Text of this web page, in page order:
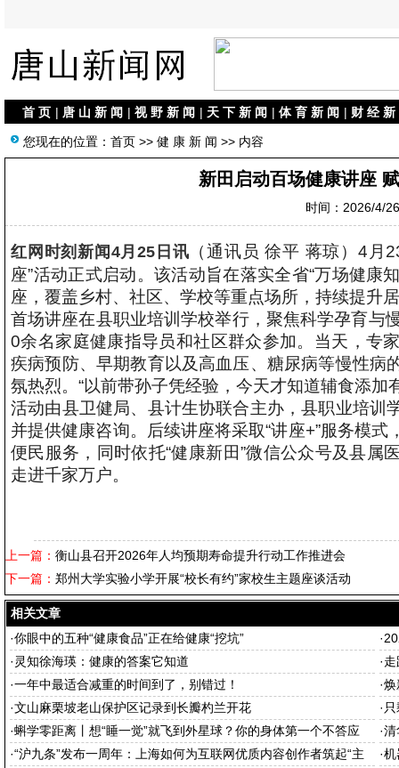
首 页 | 唐 山 新 闻 | 视 野 新 闻 | 天 下 新 闻 | 体 育 新 闻 | 财 经 新
您现在的位置： 首页 >> 健 康 新 闻 >> 内容
新田启动百场健康讲座
时间：2026/4/
红网时刻新闻4月25日讯 （通讯员 徐平 蒋琼）4
座”活动正式启动。该活动旨在落实全省“万场健康
座，覆盖乡村、社区、学校等重点场所，持续提升
首场讲座在县职业培训学校举行，聚焦科学孕育与
0余名家庭健康指导员和社区群众参加。当天，专
疾病预防、早期教育以及高血压、糖尿病等慢性病
氛热烈。“以前带孙子凭经验，今天才知道辅食添
活动由县卫健局、县计生协联合主办，县职业培训
并提供健康咨询。后续讲座将采取“讲座+”服务模
便民服务，同时依托“健康新田”微信公众号及县
走进千家万户。
上一篇： 衡山县召开2026年人均预期寿命提升行动工作推进会
下一篇： 郑州大学实验小学开展“校长有约”家校生主题座谈活动
相关文章
·你眼中的五种“健康食品”正在给健康“挖坑” ·
· 灵知徐海瑛：健康的答案它知道 ·
·一年中最适合减重的时间到了，别错过！ ·焕
·文山麻栗坡老山保护区记录到长瓣杓兰开花 ·
·蝌学零距离丨想“睡一觉”就飞到外星球？你的身体第一个不答应 ·清
·“沪九条”发布一周年：上海如何为互联网优质内容创作者筑起“主
·机